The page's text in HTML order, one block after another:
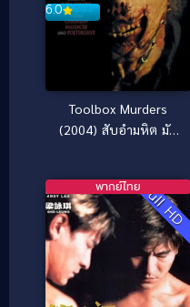
6.0
Toolbox Murders
(2004) สับอำมหิต มัน
Full HD
พากย์ไทย